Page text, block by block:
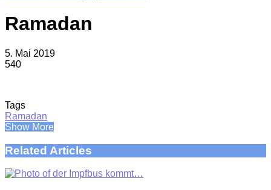
Ramadan
5. Mai 2019
540
Tags
Ramadan
Show More
Related Articles